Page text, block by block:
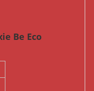
Be Eco